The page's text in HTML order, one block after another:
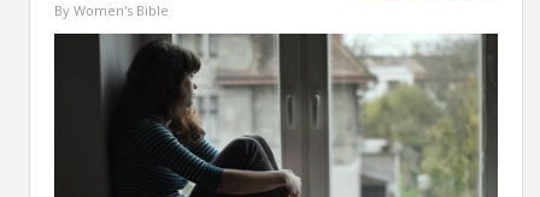
By Women's Bible